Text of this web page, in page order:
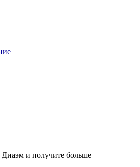
и получите больше